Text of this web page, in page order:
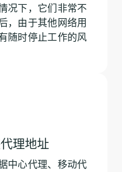
况下，它们非常不
，由于其他网络用
随时停止工作的风
理地址
中心代理、移动代